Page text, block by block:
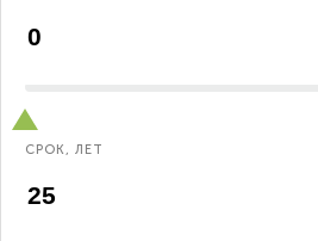
СРОК, ЛЕТ